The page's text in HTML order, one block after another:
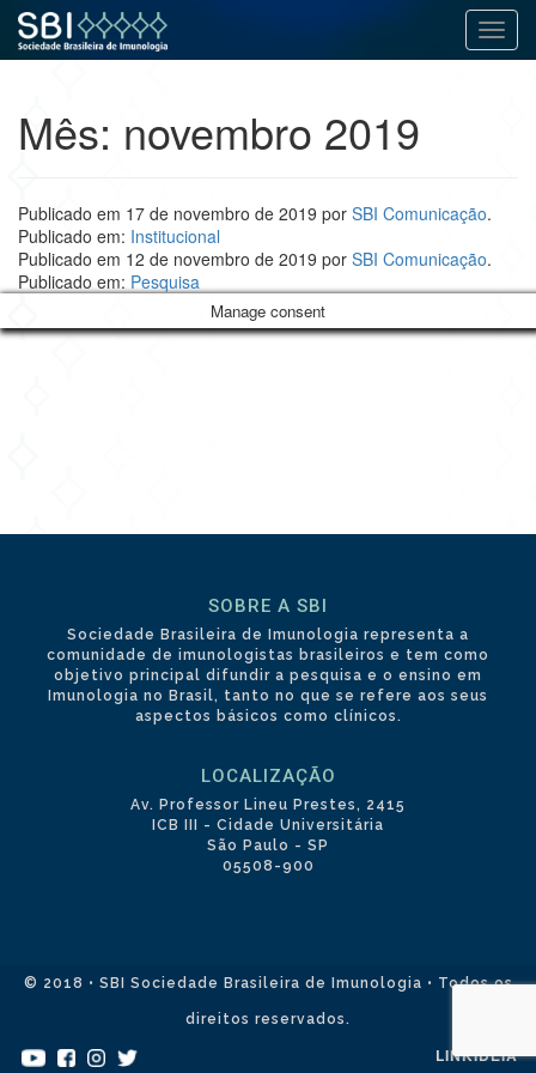
o
conteúdo
Mês: novembro 2019
Publicado em 17 de novembro de 2019 por SBI Comunicação.
Publicado em: Institucional
Publicado em 12 de novembro de 2019 por SBI Comunicação.
Publicado em: Pesquisa
SOBRE A SBI
Sociedade Brasileira de Imunologia representa a
comunidade de imunologistas brasileiros e tem como
objetivo principal difundir a pesquisa e o ensino em
Imunologia no Brasil, tanto no que se refere aos seus
aspectos básicos como clínicos.
LOCALIZAÇÃO
Av. Professor Lineu Prestes, 2415
ICB III - Cidade Universitária
São Paulo - SP
05508-900
© 2018 • SBI Sociedade Brasileira de Imunologia • Todos os
direitos reservados.
LINKIDEIA
Manage consent